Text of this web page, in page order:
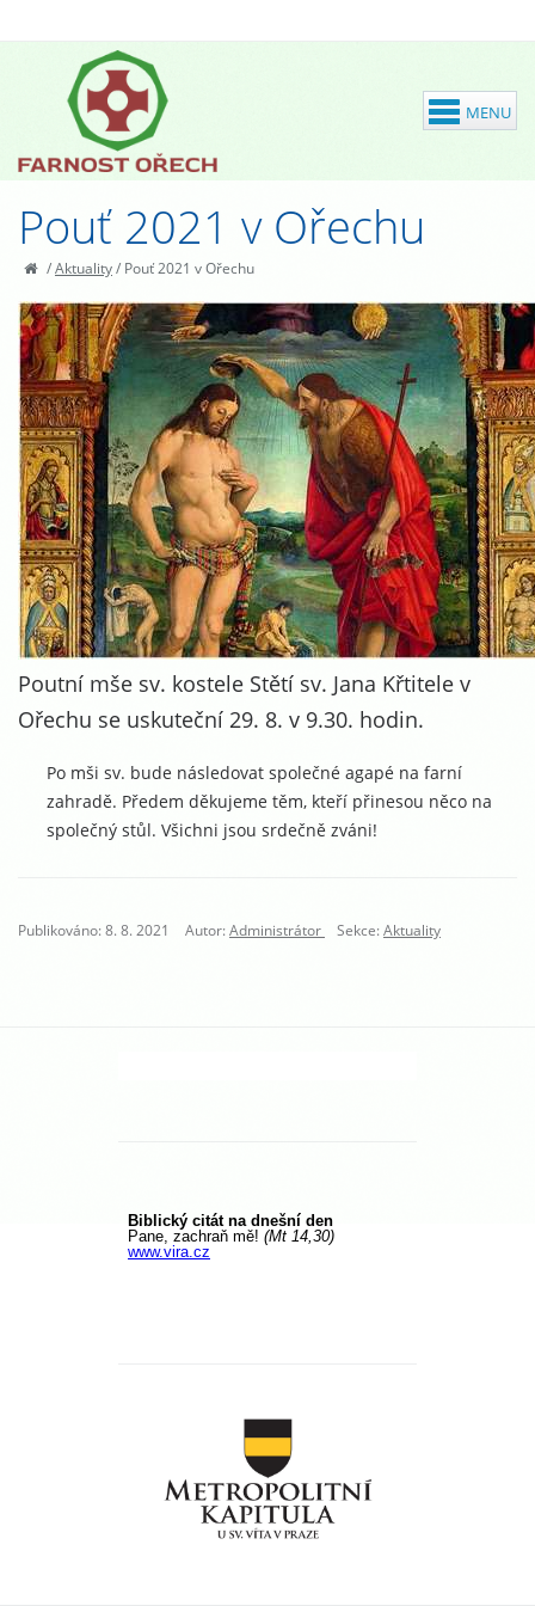
Pouť 2021 v Ořechu
/Aktuality/ Pouť 2021 v Ořechu
Poutní mše sv. kostele Stětí sv. Jana Křtitele v
Ořechu se uskuteční 29. 8. v 9.30. hodin.
Po mši sv. bude následovat společné agapé na farní
zahradě. Předem děkujeme těm, kteří přinesou něco na
společný stůl. Všichni jsou srdečně zváni!
Publikováno: 8. 8. 2021 Autor:Administrátor Sekce:Aktuality